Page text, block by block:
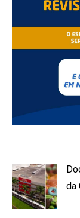
da